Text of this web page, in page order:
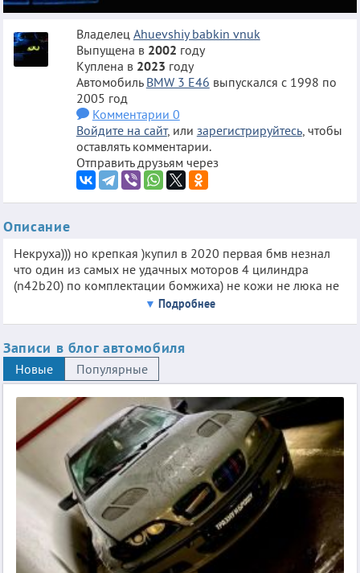
Владелец Ahuevshiy babkin vnuk
Выпущена в 2002 году
Куплена в 2023 году
Автомобиль BMW 3 E46 выпускался с 1998 по
2005 год
Комментарии 0
Войдите на сайт, или зарегистрируйтесь, чтобы
оставлять комментарии.
Отправить друзьям через
Описание
Некруха))) но крепкая )купил в 2020 первая бмв незнал
что один из самых не удачных моторов 4 цилиндра
(n42b20) по комплектации бомжиха) не кожи не люка не
купе(, мтех сам одел и кинул на фултапы ,торпеду поменял
по мотор все ок кузов боевой )но все впереди)
Подробнее
Записи в блог автомобиля
Новые Популярные